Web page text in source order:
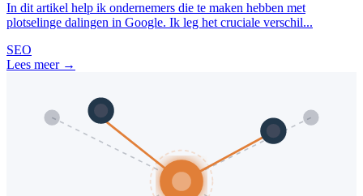
In dit artikel help ik ondernemers die te maken hebben met
plotselinge dalingen in Google. Ik leg het cruciale verschil...
SEO
Lees meer →